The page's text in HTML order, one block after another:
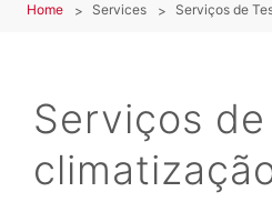
Home Services Serviços de
Serviços